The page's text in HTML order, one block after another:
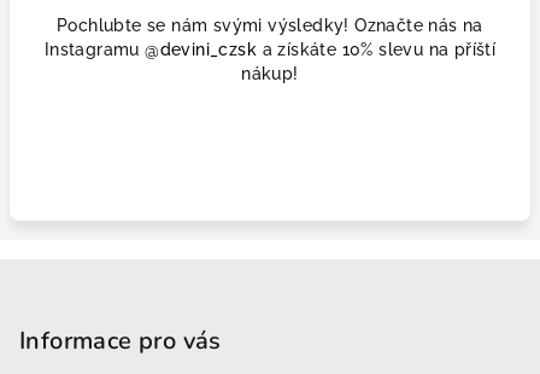
Pochlubte se nám svými výsledky! Označte nás na
Instagramu@devini_czsk a získáte 10% slevu na příští
nákup!
Informace pro vás